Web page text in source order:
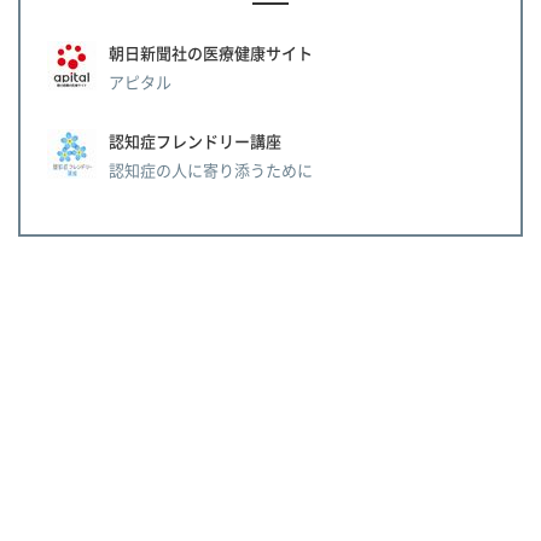
朝日新聞社の医療健康サイト
アピタル
認知症フレンドリー講座
認知症の人に寄り添うために